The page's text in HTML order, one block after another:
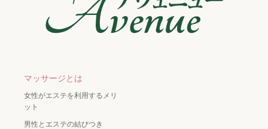
マッサージとは
女性がエステを利用するメリ
ット
男性とエステの結びつき